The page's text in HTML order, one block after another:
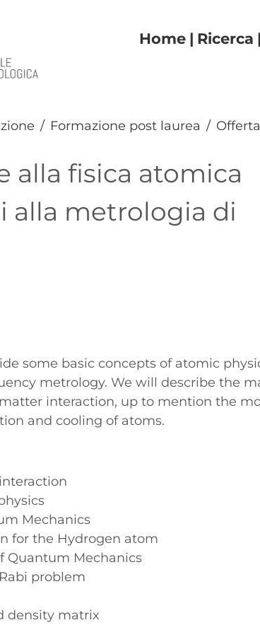
Home Ricerca
Formazione post laurea
alla fisica atomica
alla metrologia di
some basic concepts of atomic
metrology. We will describe the
interaction, up to mention the
and cooling of atoms.
Mechanics
for the Hydrogen atom
Quantum Mechanics
problem
density matrix